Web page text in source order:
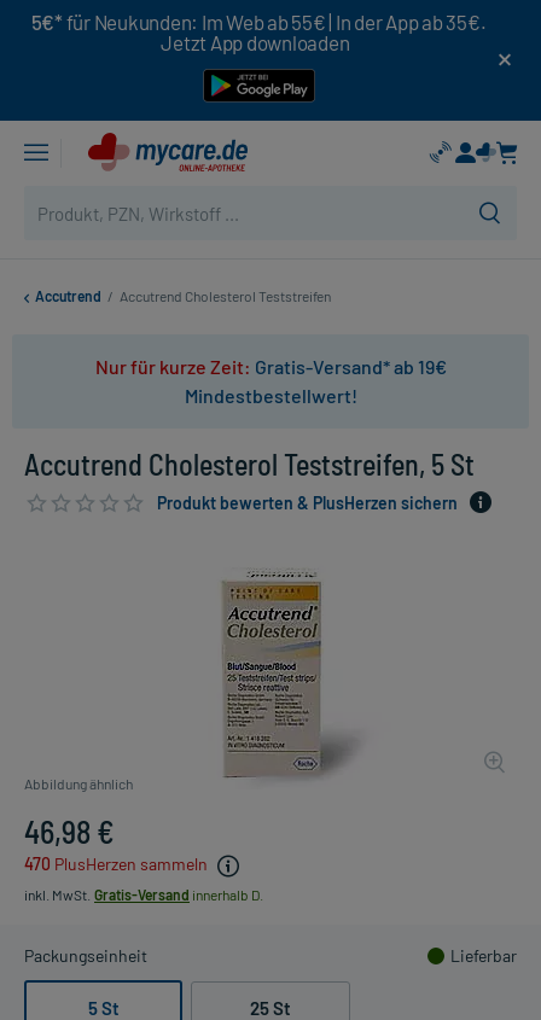
5€* für Neukunden: Im Web ab 55€ | In der App ab 35€.
Jetzt App downloaden
Accutrend / Accutrend Cholesterol Teststreifen
Nur für kurze Zeit: Gratis-Versand* ab 19€
Mindestbestellwert!
Accutrend Cholesterol Teststreifen, 5 St
Produkt bewerten & PlusHerzen sichern
Abbildung ähnlich
46,98 €
470 PlusHerzen sammeln
inkl. MwSt. Gratis-Versand innerhalb D.
Packungseinheit Lieferbar
5 St 25 St